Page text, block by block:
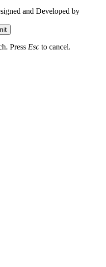
and Developed by
Press Esc to cancel.